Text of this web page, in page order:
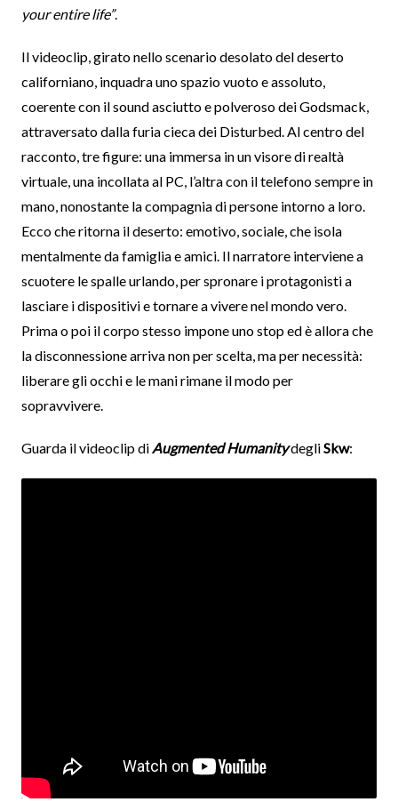
your entire life”.
Il videoclip, girato nello scenario desolato del deserto
californiano, inquadra uno spazio vuoto e assoluto,
coerente con il sound asciutto e polveroso dei Godsmack,
attraversato dalla furia cieca dei Disturbed. Al centro del
racconto, tre figure: una immersa in un visore di realtà
virtuale, una incollata al PC, l’altra con il telefono sempre in
mano, nonostante la compagnia di persone intorno a loro.
Ecco che ritorna il deserto: emotivo, sociale, che isola
mentalmente da famiglia e amici. Il narratore interviene a
scuotere le spalle urlando, per spronare i protagonisti a
lasciare i dispositivi e tornare a vivere nel mondo vero.
Prima o poi il corpo stesso impone uno stop ed è allora che
la disconnessione arriva non per scelta, ma per necessità:
liberare gli occhi e le mani rimane il modo per
sopravvivere.
Guarda il videoclip diAugmented HumanitydegliSkw: